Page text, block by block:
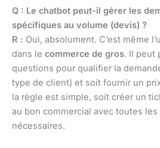
Q : Le chatbot peut-il gérer les
spécifiques au volume (devis) ?
R : Oui, absolument. C’est même
dans le commerce de gros. Il peut
questions pour qualifier la
type de client) et soit fournir un
la règle est simple, soit créer un
au bon commercial avec toutes
nécessaires.